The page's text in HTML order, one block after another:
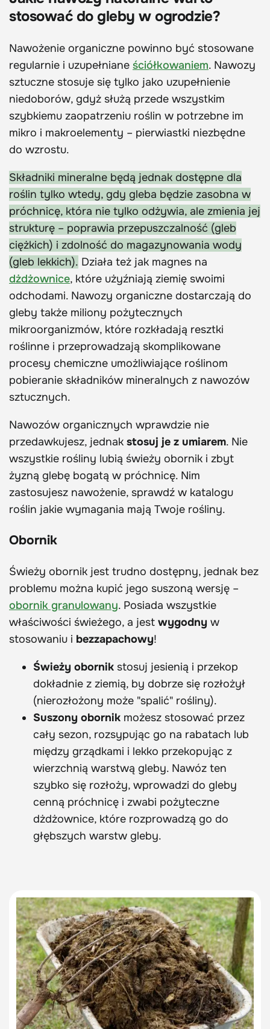
stosować do gleby w ogrodzie?
Nawożenie organiczne powinno być stosowane
regularnie i uzupełniane ściółkowaniem. Nawozy
sztuczne stosuje się tylko jako uzupełnienie
niedoborów, gdyż służą przede wszystkim
szybkiemu zaopatrzeniu roślin w potrzebne im
mikro i makroelementy – pierwiastki niezbędne
do wzrostu.
Składniki mineralne będą jednak dostępne dla
roślin tylko wtedy, gdy gleba będzie zasobna w
próchnicę, która nie tylko odżywia, ale zmienia jej
strukturę – poprawia przepuszczalność (gleb
ciężkich) i zdolność do magazynowania wody
(gleb lekkich). Działa też jak magnes na
dżdżownice, które użyźniają ziemię swoimi
odchodami. Nawozy organiczne dostarczają do
gleby także miliony pożytecznych
mikroorganizmów, które rozkładają resztki
roślinne i przeprowadzają skomplikowane
procesy chemiczne umożliwiające roślinom
pobieranie składników mineralnych z nawozów
sztucznych.
Nawozów organicznych wprawdzie nie
przedawkujesz, jednak stosuj je z umiarem. Nie
wszystkie rośliny lubią świeży obornik i zbyt
żyzną glebę bogatą w próchnicę. Nim
zastosujesz nawożenie, sprawdź w katalogu
roślin jakie wymagania mają Twoje rośliny.
Obornik
Świeży obornik jest trudno dostępny, jednak bez
problemu można kupić jego suszoną wersję –
obornik granulowany. Posiada wszystkie
właściwości świeżego, a jest wygodny w
stosowaniu i bezzapachowy!
Świeży obornik stosuj jesienią i przekop
dokładnie z ziemią, by dobrze się rozłożył
(nierozłożony może "spalić" rośliny).
Suszony obornik możesz stosować przez
cały sezon, rozsypując go na rabatach lub
między grządkami i lekko przekopując z
wierzchnią warstwą gleby. Nawóz ten
szybko się rozłoży, wprowadzi do gleby
cenną próchnicę i zwabi pożyteczne
dżdżownice, które rozprowadzą go do
głębszych warstw gleby.